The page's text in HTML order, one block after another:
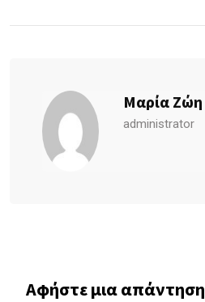
Μαρία Ζώη
administrator
Αφήστε μια απάντηση